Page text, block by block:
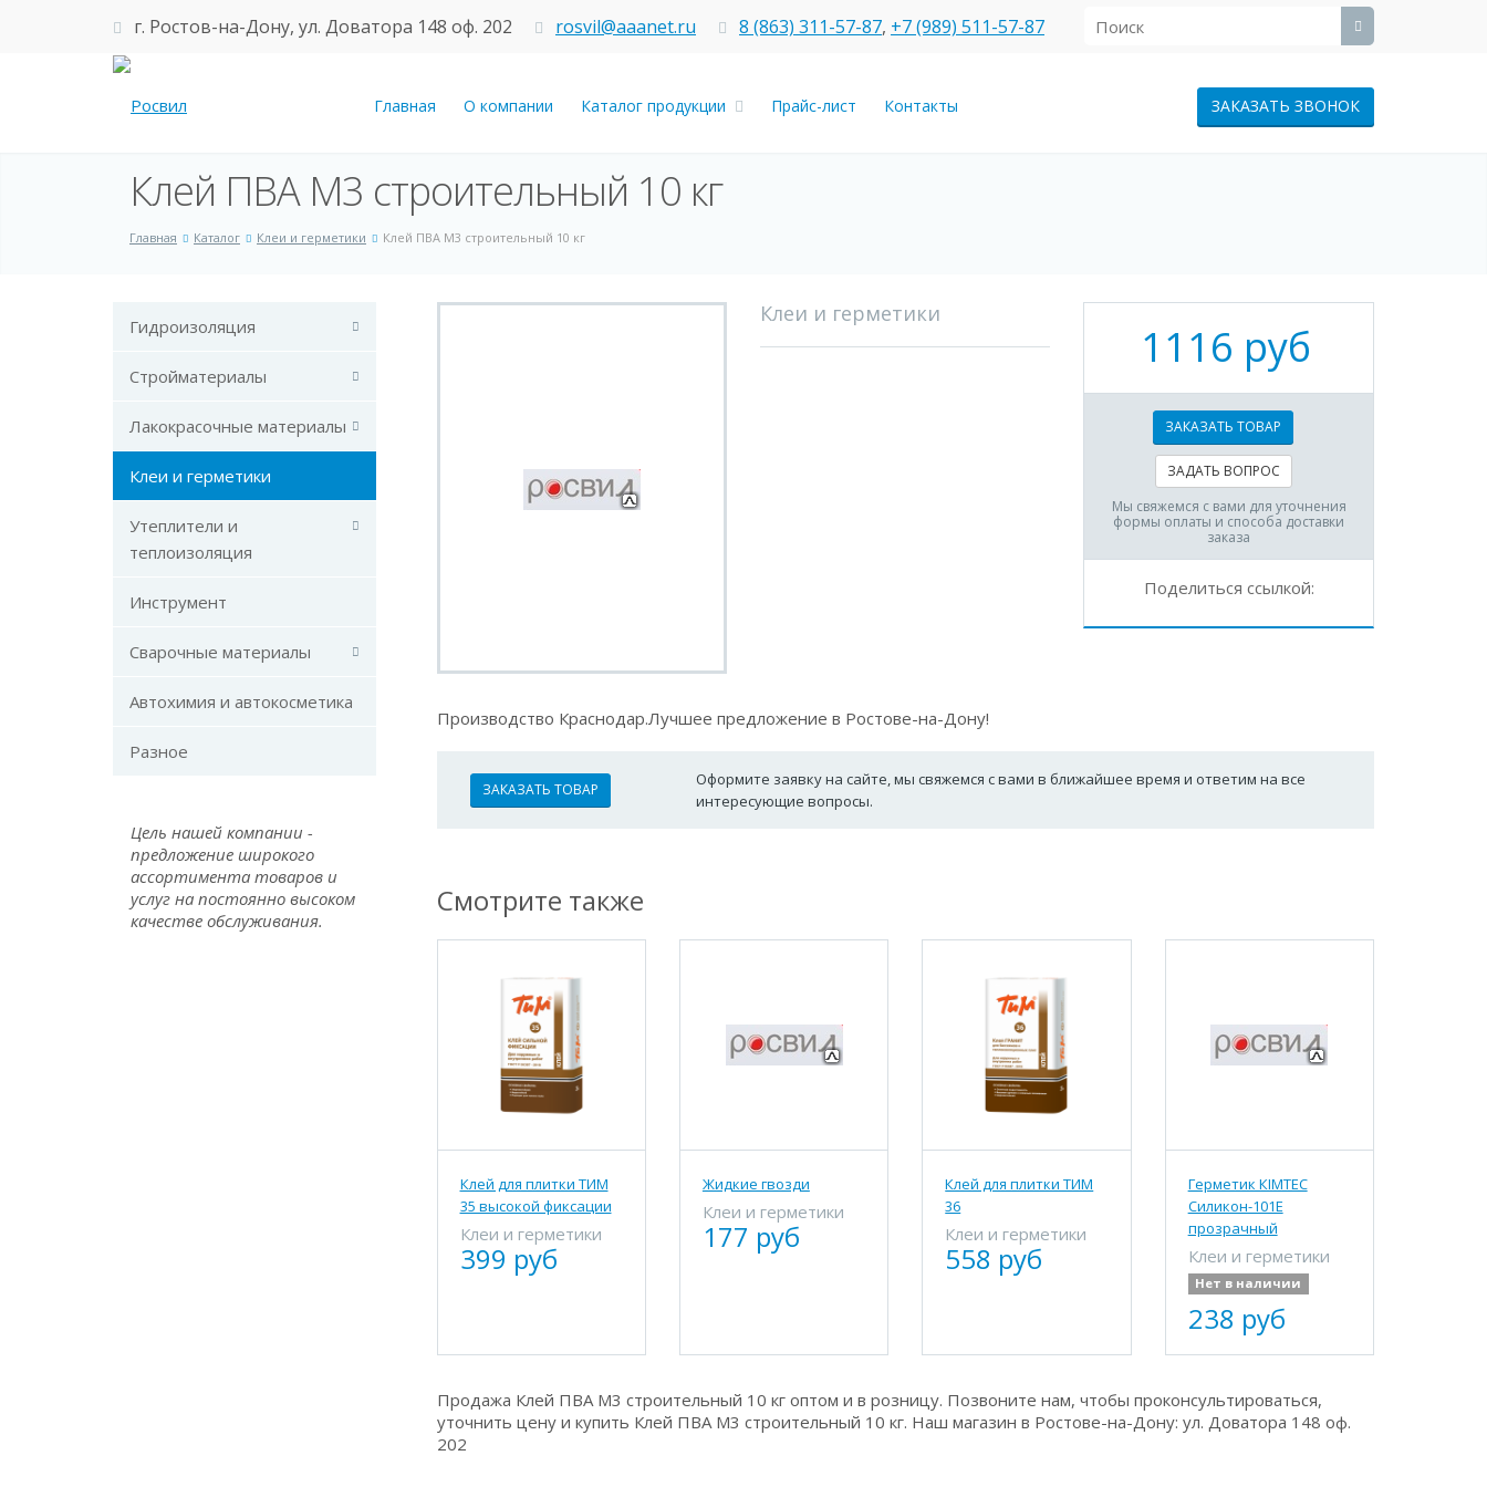
г. Ростов-на-Дону, ул. Доватора 148 оф. 202 rosvil@aaanet.ru 8 (863) 311-57-87, +7 (989) 511-57-87
Главная О компании Каталог продукции Прайс-лист Контакты ЗАКАЗАТЬ ЗВОНОК
Клей ПВА М3 строительный 10 кг
Главная Каталог Клеи и герметики Клей ПВА М3 строительный 10 кг
Гидроизоляция
Стройматериалы
Лакокрасочные материалы
Клеи и герметики
Утеплители и
теплоизоляция
Инструмент
Сварочные материалы
Автохимия и автокосметика
Разное
Цель нашей компании -
предложение широкого
ассортимента товаров и
услуг на постоянно высоком
качестве обслуживания.
Клеи и герметики
1116 руб
ЗАКАЗАТЬ ТОВАР
ЗАДАТЬ ВОПРОС
Мы свяжемся с вами для уточнения
формы оплаты и способа доставки
заказа
Поделиться ссылкой:
Производство Краснодар.Лучшее предложение в Ростове-на-Дону!
ЗАКАЗАТЬ ТОВАР
Оформите заявку на сайте, мы свяжемся с вами в ближайшее время и ответим на все
интересующие вопросы.
Смотрите также
Клей для плитки ТИМ
35 высокой фиксации
Клеи и герметики
399 руб
Жидкие гвозди
Клеи и герметики
177 руб
Клей для плитки ТИМ
36
Клеи и герметики
558 руб
Герметик КIMTEC
Силикон-101Е
прозрачный
Клеи и герметики
Нет в наличии
238 руб
Продажа Клей ПВА М3 строительный 10 кг оптом и в розницу. Позвоните нам, чтобы проконсультироваться,
уточнить цену и купить Клей ПВА М3 строительный 10 кг. Наш магазин в Ростове-на-Дону: ул. Доватора 148 оф.
202